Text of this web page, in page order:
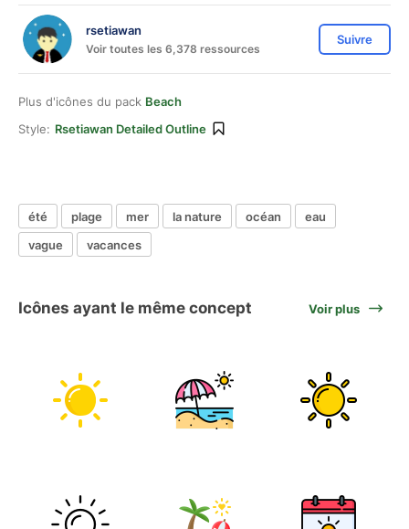
rsetiawan
Voir toutes les 6,378 ressources
Suivre
Plus d'icônes du pack Beach
Style: Rsetiawan Detailed Outline
été plage mer la nature océan
eau
vague
vacances
Icônes ayant le même concept Voir plus